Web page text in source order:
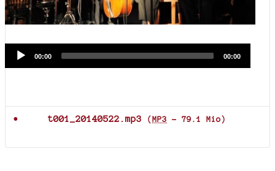
Current
00:00
Total
00:00
t001_20140522.mp3 (MP3 - 79.1 Mio)